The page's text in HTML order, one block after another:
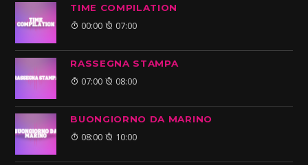
TIME COMPILATION
00:00 07:00
RASSEGNA STAMPA
07:00 08:00
BUONGIORNO DA MARINO
08:00 10:00